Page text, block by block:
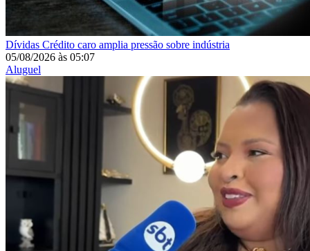
Dívidas Crédito caro amplia pressão sobre indústria
05/08/2026 às 05:07
Aluguel